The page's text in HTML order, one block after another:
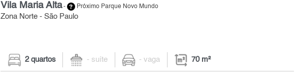
Vila Maria Alta- Próximo Parque Novo Mundo
Zona Norte - São Paulo
2 quartos - suíte - vaga 70 m²